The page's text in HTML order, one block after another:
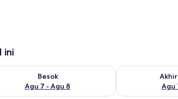
ini
7
Besok
Agu 7 - Agu 8
ketersediaan untuk besok Agu 7 - Agu 8
Agu
Periksa